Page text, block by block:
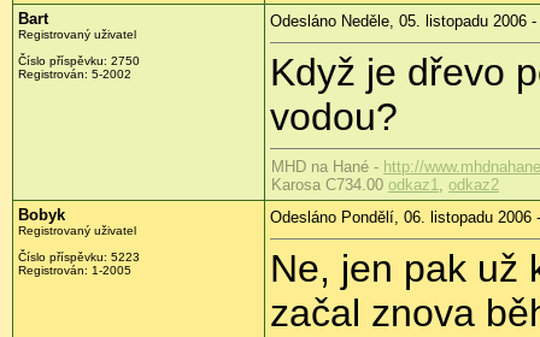
Bart
Registrovaný uživatel
Číslo příspěvku: 2750
Registrován: 5-2002
Odesláno Neděle, 05. listopadu 2006 -
Když je dřevo
vodou?
MHD na Hané - http://
Karosa C734.00 odkaz1, odkaz2
Bobyk
Registrovaný uživatel
Číslo příspěvku: 5223
Registrován: 1-2005
Odesláno Pondělí, 06. listopadu 2006
Ne, jen pak už
začal znova